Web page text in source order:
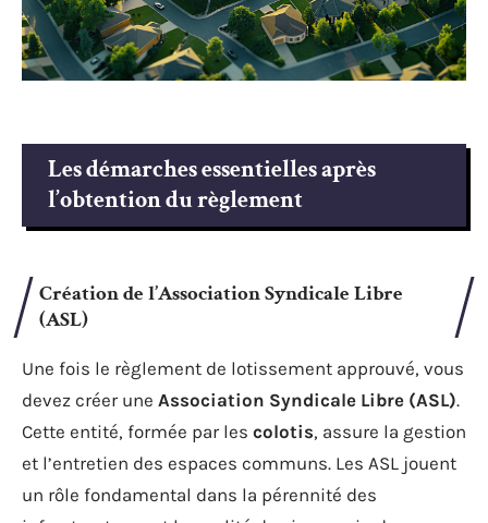
Les démarches essentielles après
l’obtention du règlement
Création de l’Association Syndicale Libre
(ASL)
Une fois le règlement de lotissement approuvé, vous
devez créer une Association Syndicale Libre (ASL).
Cette entité, formée par les colotis, assure la gestion
et l’entretien des espaces communs. Les ASL jouent
un rôle fondamental dans la pérennité des